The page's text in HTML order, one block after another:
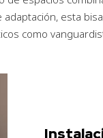
esta
como